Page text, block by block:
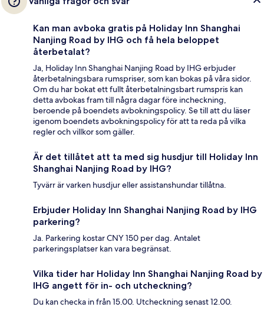
Kan man avboka gratis på Holiday Inn Shanghai
Nanjing Road by IHG och få hela beloppet
återbetalat?
Ja, Holiday Inn Shanghai Nanjing Road by IHG erbjuder
återbetalningsbara rumspriser, som kan bokas på våra sidor.
Om du har bokat ett fullt återbetalningsbart rumspris kan
detta avbokas fram till några dagar före incheckning,
beroende på boendets avbokningspolicy. Se till att du läser
igenom boendets avbokningspolicy för att ta reda på vilka
regler och villkor som gäller.
Är det tillåtet att ta med sig husdjur till Holiday Inn
Shanghai Nanjing Road by IHG?
Tyvärr är varken husdjur eller assistanshundar tillåtna.
Erbjuder Holiday Inn Shanghai Nanjing Road by IHG
parkering?
Ja. Parkering kostar CNY 150 per dag. Antalet
parkeringsplatser kan vara begränsat.
Vilka tider har Holiday Inn Shanghai Nanjing Road by
IHG angett för in- och utcheckning?
Du kan checka in från 15.00. Utcheckning senast 12.00.